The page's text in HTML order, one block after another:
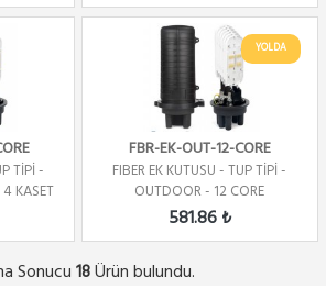
TİPİ -
KASET
YOLDA
FBR-EK-OUT-12-CORE
FIBER EK KUTUSU - TUP TİPİ -
OUTDOOR - 12 CORE
581.86 ₺
Sonucu 18Ürün bulundu.